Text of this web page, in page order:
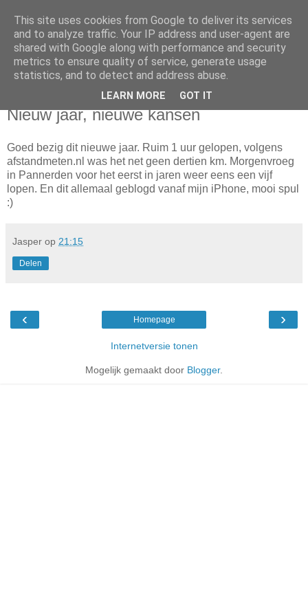
Da_Blog
You don't put a bumpersticker on a Bentley
zaterdag, januari 01, 2011
Nieuw jaar, nieuwe kansen
Goed bezig dit nieuwe jaar. Ruim 1 uur gelopen, volgens
afstandmeten.nl was het net geen dertien km. Morgenvroeg
in Pannerden voor het eerst in jaren weer eens een vijf
lopen. En dit allemaal geblogd vanaf mijn iPhone, mooi spul
:)
Jasper op 21:15
Delen
‹ ›
Homepage
Internetversie tonen
Mogelijk gemaakt door Blogger.
This site uses cookies from Google to deliver its services
and to analyze traffic. Your IP address and user-agent are
shared with Google along with performance and security
metrics to ensure quality of service, generate usage
statistics, and to detect and address abuse.
LEARN MORE GOT IT